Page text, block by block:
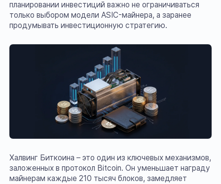
планировании инвестиций важно не ограничиваться
только выбором модели ASIC-майнера, а заранее
продумывать инвестиционную стратегию.
Халвинг Биткоина – это один из ключевых механизмов,
заложенных в протокол Bitcoin. Он уменьшает награду
майнерам каждые 210 тысяч блоков, замедляет